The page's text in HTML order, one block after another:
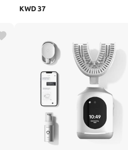
Pro، إضاءة قابلة للتعديل، تحكم بشاشة تعمل
KWD37